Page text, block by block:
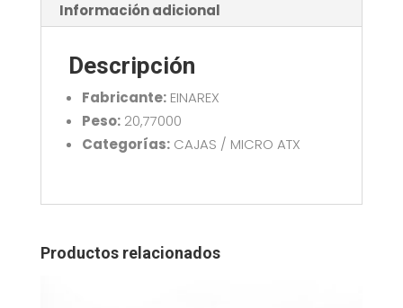
Información adicional
Descripción
Fabricante:EINAREX
Peso:20,77000
Categorías:CAJAS / MICRO ATX
Productos relacionados